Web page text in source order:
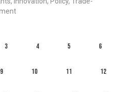
3 4 5 6
9 10 11 12